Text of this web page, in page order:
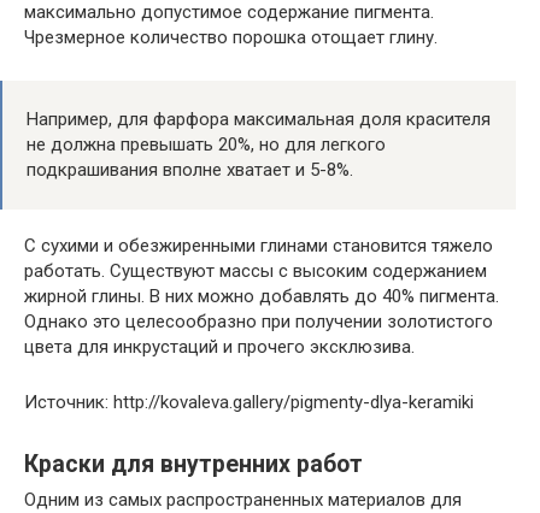
максимально допустимое содержание пигмента.
Чрезмерное количество порошка отощает глину.
Например, для фарфора максимальная доля красителя
не должна превышать 20%, но для легкого
подкрашивания вполне хватает и 5-8%.
С сухими и обезжиренными глинами становится тяжело
работать. Существуют массы с высоким содержанием
жирной глины. В них можно добавлять до 40% пигмента.
Однако это целесообразно при получении золотистого
цвета для инкрустаций и прочего эксклюзива.
Источник: http://kovaleva.gallery/pigmenty-dlya-keramiki
Краски для внутренних работ
Одним из самых распространенных материалов для